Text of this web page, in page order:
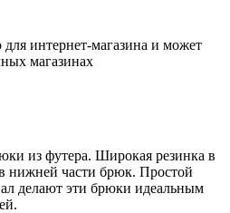
для интернет-магазина и может
магазинах
из футера. Широкая резинка в
нижней части брюк. Простой
делают эти брюки идеальным